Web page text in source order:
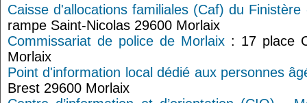
Caisse d'allocations familiales (Caf) du
rampe Saint-Nicolas 29600 Morlaix
Commissariat de police de Morlaix : 17 place
Morlaix
Point d'information local dédié aux personnes
Brest 29600 Morlaix